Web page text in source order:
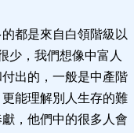
都是來自白領階級以
少，我們想像中富人
出的，一般是中產階
能理解別人生存的難
，他們中的很多人會